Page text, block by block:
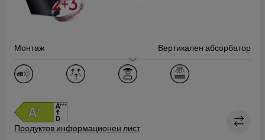
Монтаж Вертикален абсорбатор
Размер (см)
Ниво на шум, макс./мин (dB)
55 / 43
Продуктов информационен лист